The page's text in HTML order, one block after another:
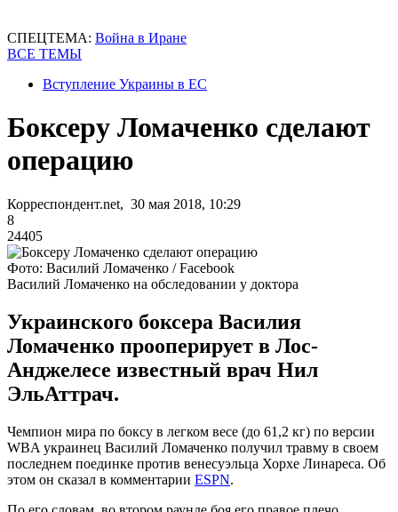
СПЕЦТЕМА: Война в Иране
ВСЕ ТЕМЫ
Вступление Украины в ЕС
Боксеру Ломаченко сделают
операцию
Корреспондент.net, 30 мая 2018, 10:29
8
24405
Фото: Василий Ломаченко / Facebook
Василий Ломаченко на обследовании у доктора
Украинского боксера Василия
Ломаченко прооперирует в Лос-
Анджелесе известный врач Нил
ЭльАттрач.
Чемпион мира по боксу в легком весе (до 61,2 кг) по версии
WBA украинец Василий Ломаченко получил травму в своем
последнем поединке против венесуэльца Хорхе Линареса. Об
этом он сказал в комментарии ESPN.